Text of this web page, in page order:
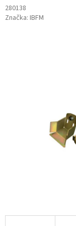
280138
Značka: IBFM